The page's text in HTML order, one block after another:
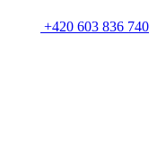
+420 603 836 740